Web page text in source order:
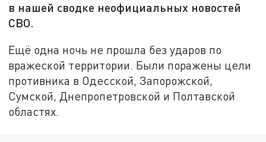
в нашей сводке неофициальных новостей
СВО.
Ещё одна ночь не прошла без ударов по
вражеской территории. Были поражены цели
противника в Одесской, Запорожской,
Сумской, Днепропетровской и Полтавской
областях.